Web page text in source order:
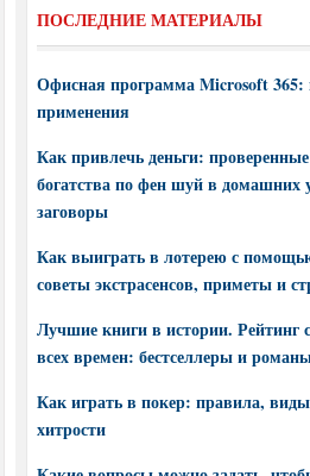
ПОСЛЕДНИЕ МАТЕРИАЛЫ
Офисная программа Microsoft 365:
применения
Как привлечь деньги:
богатства по фен шуй в домашних
заговоры
Как выиграть в лотерею с
советы экстрасенсов, приметы и
Лучшие книги в истории. Рейтинг
всех времен: бестселлеры и
Как играть в покер: правила,
хитрости